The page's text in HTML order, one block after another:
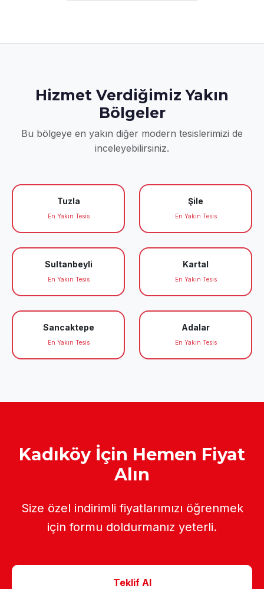
Hizmet Verdiğimiz Yakın
Bölgeler
Bu bölgeye en yakın diğer modern tesislerimizi de
inceleyebilirsiniz.
Tuzla
En Yakın Tesis
Şile
En Yakın Tesis
Sultanbeyli
En Yakın Tesis
Kartal
En Yakın Tesis
Sancaktepe
En Yakın Tesis
Adalar
En Yakın Tesis
Kadıköy İçin Hemen Fiyat
Alın
Size özel indirimli fiyatlarımızı öğrenmek
için formu doldurmanız yeterli.
Teklif Al